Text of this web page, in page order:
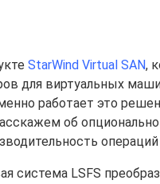
StarWind Virtual SAN,
для виртуальных
работает это
об
система LSFS